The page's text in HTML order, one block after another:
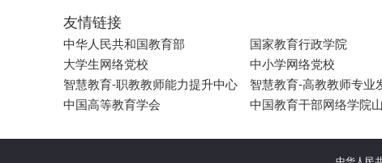
友情链接
中华人民共和国教育部 国家教育行政学院
大学生网络党校
中小学网络党校
智慧教育-职教教师能力提升中心
智慧教育-高教教师专业
中国高等教育学会
中国教育干部网络学院